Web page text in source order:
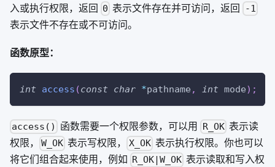
入或执行权限，返回 0 表示文件存在并可访问，返回 -1
表示文件不存在或不可访问。
函数原型：
int access (const char *pathname , int mode) ;
access() 函数需要一个权限参数，可以用 R_OK 表示读
权限，
W_OK 表示写权限， X_OK 表示执行权限。你也可以
将它们组合起来使用，例如 R_OK|W_OK 表示读取和写入权